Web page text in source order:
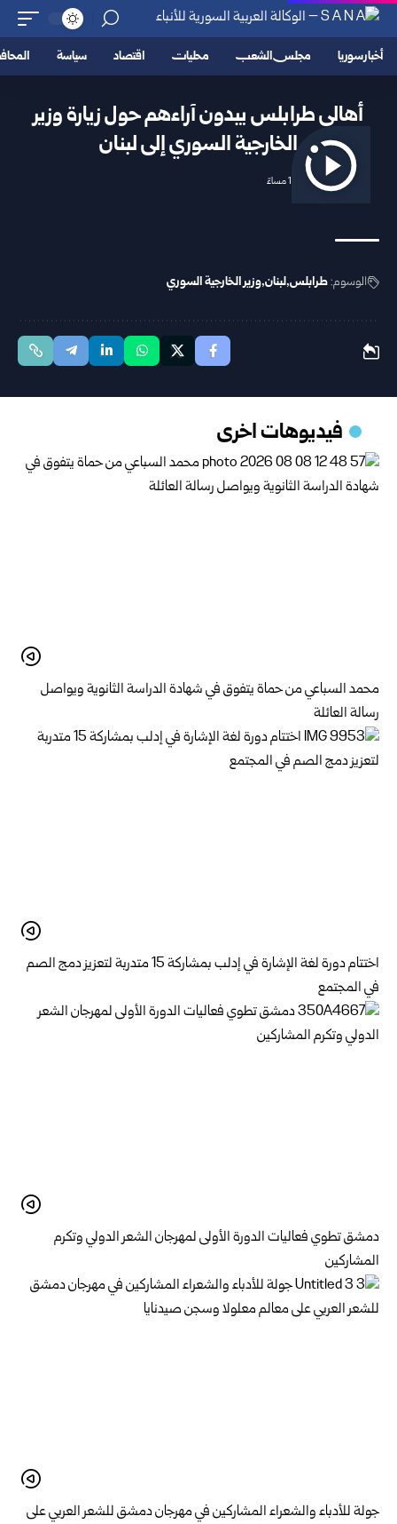
أخبار سوريا مجلس الشعب محليات اقتصاد سياسة
أهالي طرابلس يبدون آراءهم حول زيارة وزير
الخارجية السوري إلى لبنان
2026/07/03 1:46 مساءً
الوسوم:طرابلس لبنان وزير الخارجية السوري
فيديوهات اخرى
محمد السباعي من حماة يتفوق في شهادة الدراسة الثانوية ويواصل
رسالة العائلة
اختتام دورة لغة الإشارة في إدلب بمشاركة 15 متدربة لتعزيز دمج الصم
في المجتمع
دمشق تطوي فعاليات الدورة الأولى لمهرجان الشعر الدولي وتكرم
المشاركين
جولة للأدباء والشعراء المشاركين في مهرجان دمشق للشعر العربي على